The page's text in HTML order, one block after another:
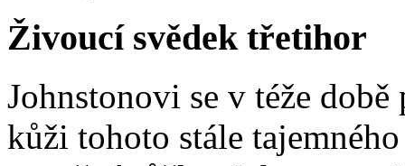
Živoucí svědek třetihor
Johnstonovi se v téže době
kůži tohoto stále